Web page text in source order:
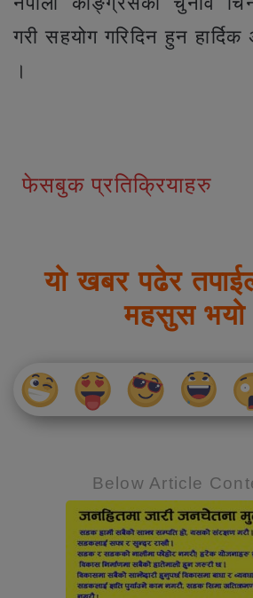
गरी सहयोग गरिदिन हुन
।
फेसबुक प्रतिक्रियाहरु
यो खबर पढेर
महसुस भयो
Below Article